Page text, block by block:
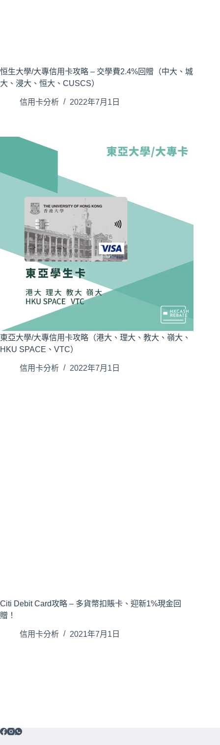
恒生大學/大專信用卡攻略 – 交學費2.4%回贈（中大、城
大、浸大、恒大、CUSCS）
信用卡分析 2022年7月1日
東亞大學/大專信用卡攻略（港大、理大、教大、嶺大、
HKU SPACE、VTC）
信用卡分析 2022年7月1日
Citi Debit Card攻略 – 多貨幣扣賬卡、迎新1%現金回
贈！
信用卡分析 2021年7月1日